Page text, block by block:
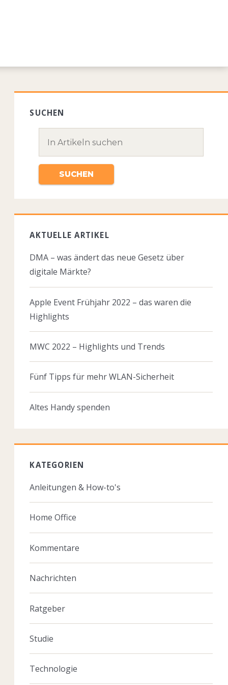
SUCHEN
AKTUELLE ARTIKEL
DMA – was ändert das neue Gesetz über
digitale Märkte?
Apple Event Frühjahr 2022 – das waren die
Highlights
MWC 2022 – Highlights und Trends
Fünf Tipps für mehr WLAN-Sicherheit
Altes Handy spenden
KATEGORIEN
Anleitungen & How-to's
Home Office
Kommentare
Nachrichten
Ratgeber
Studie
Technologie